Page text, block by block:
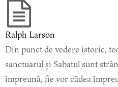
Ralph Larson
Din punct de vedere istoric,
sanctuarul și Sabatul sunt
împreună, fie vor cădea